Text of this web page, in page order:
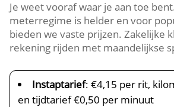
Je weet vooraf waar je aan toe
meterregime is helder en voor
bieden we vaste prijzen. Zakelijke
rekening rijden met maandelijkse
Instaptarief: €4,15 per rit,
en tijdtarief €0,50 per minuut